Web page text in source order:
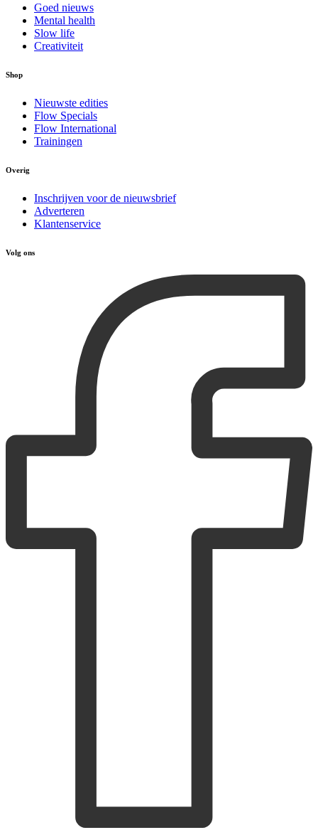
Goed nieuws
Mental health
Slow life
Creativiteit
Shop
Nieuwste edities
Flow Specials
Flow International
Trainingen
Overig
Inschrijven voor de nieuwsbrief
Adverteren
Klantenservice
Volg ons